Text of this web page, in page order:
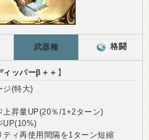
武器種 格闘
ィッパーβ＋＋ 】
ジ(特大)
上昇量UP(20％/1+2ターン)
UP(10%)
ティ再使用間隔を1ターン短縮